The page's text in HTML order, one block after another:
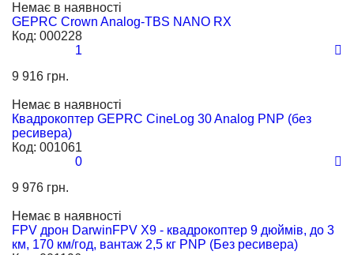
Немає в наявності
GEPRC Crown Analog-TBS NANO RX
Код: 000228
1
9 916 грн.
Немає в наявності
Квадрокоптер GEPRC CineLog 30 Analog PNP (без
ресивера)
Код: 001061
0
9 976 грн.
Немає в наявності
FPV дрон DarwinFPV X9 - квадрокоптер 9 дюймів, до 3
км, 170 км/год, вантаж 2,5 кг PNP (Без ресивера)